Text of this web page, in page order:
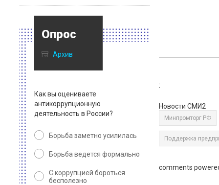
Опрос
Архив
Как вы оцениваете
антикоррупционную
деятельность в России?
Борьба заметно усилилась
Борьба ведется формально
С коррупцией бороться
бесполезно
:
Новости СМИ2
Минпромторг РФ
Поддержка
comments